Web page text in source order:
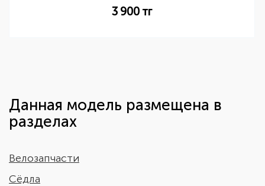
3 900 тг
Данная модель размещена в
разделах
Велозапчасти
Сёдла